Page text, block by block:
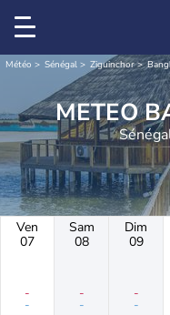
Météo Sénégal Ziguinchor
Ven
07
-
-
Sam
08
-
-
Dim
09
-
-